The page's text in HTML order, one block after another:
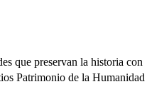
que preservan la historia con
Patrimonio de la Humanidad